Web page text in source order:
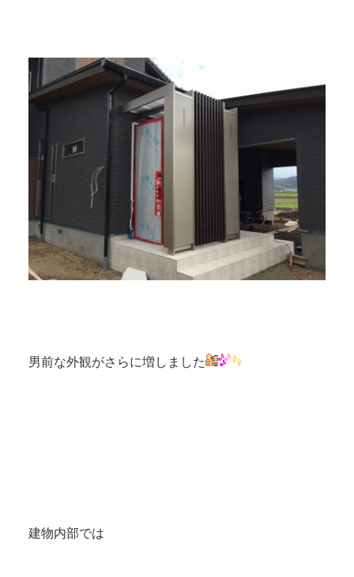
男前な外観がさらに増しました
建物内部では